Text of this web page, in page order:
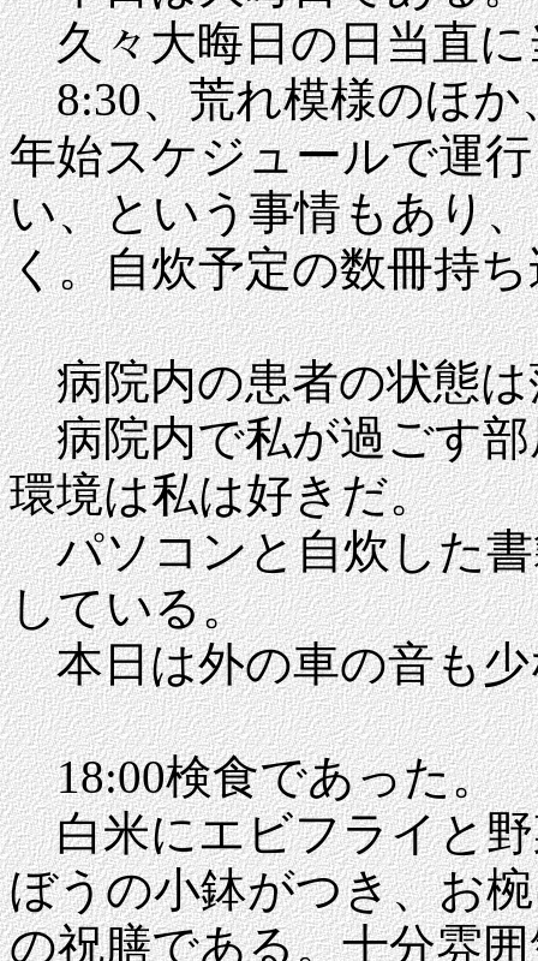
久々大晦日の日当直に
8:30、荒れ模様のほか
年始スケジュールで運
い、という事情もあり
く。自炊予定の数冊持
病院内の患者の状態は
病院内で私が過ごす部
環境は私は好きだ。
パソコンと自炊した書
している。
本日は外の車の音も少
18:00検食であった。
白米にエビフライと野
ぼうの小鉢がつき、お
の祝膳である。十分雰